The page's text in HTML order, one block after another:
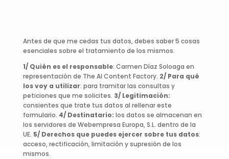
Antes de que me cedas tus datos, debes saber 5 cosas
esenciales sobre el tratamiento de los mismos.
1/ Quién es el responsable: Carmen Díaz Soloaga en
representación de The AI Content Factory. 2/ Para qué
los voy a utilizar: para tramitar las consultas y
peticiones que me solicites. 3/ Legitimación:
consientes que trate tus datos al rellenar este
formulario. 4/ Destinatario: los datos se almacenan en
los servidores de Webempresa Europa, S.L. dentro de la
UE. 5/ Derechos que puedes ejercer sobre tus datos:
acceso, rectificación, limitación y supresión de los
mismos.